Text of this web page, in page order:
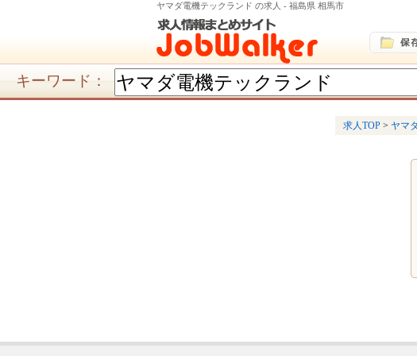
ヤマダ電機テックランド の求人 - 福島県 相馬市
キーワード：
求人TOP ヤマ